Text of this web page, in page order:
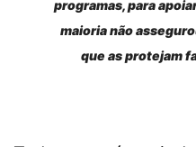
programas, para
maioria não
que as protejam